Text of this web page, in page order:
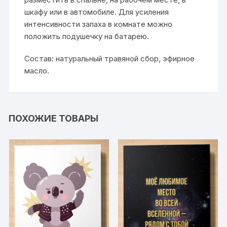
шкафу или в автомобиле. Для усиления
интенсивности запаха в комнате можно
положить подушечку на батарею.
Состав: натуральный травяной сбор, эфирное
масло.
ПОХОЖИЕ ТОВАРЫ